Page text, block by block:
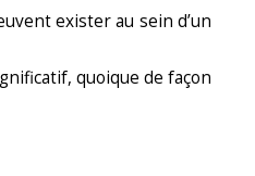
exister au sein d’un
quoique de façon